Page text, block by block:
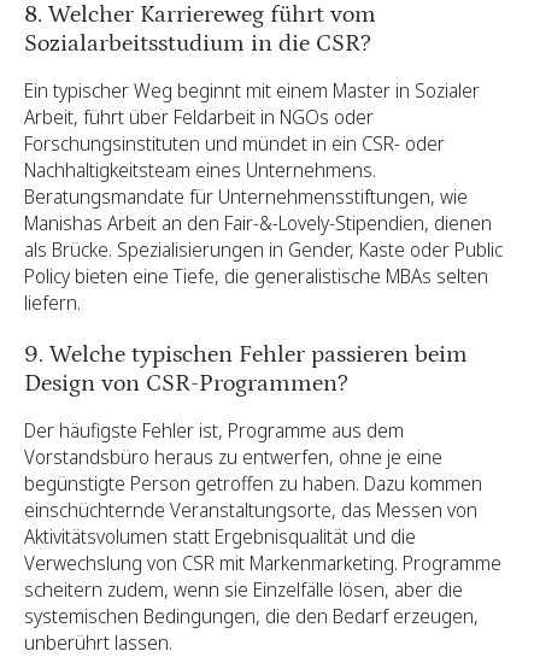
8. Welcher Karriereweg führt vom
Sozialarbeitsstudium in die CSR?
Ein typischer Weg beginnt mit einem Master in Sozialer
Arbeit, führt über Feldarbeit in NGOs oder
Forschungsinstituten und mündet in ein CSR- oder
Nachhaltigkeitsteam eines Unternehmens.
Beratungsmandate für Unternehmensstiftungen, wie
Manishas Arbeit an den Fair-&-Lovely-Stipendien, dienen
als Brücke. Spezialisierungen in Gender, Kaste oder Public
Policy bieten eine Tiefe, die generalistische MBAs selten
liefern.
9. Welche typischen Fehler passieren beim
Design von CSR-Programmen?
Der häufigste Fehler ist, Programme aus dem
Vorstandsbüro heraus zu entwerfen, ohne je eine
begünstigte Person getroffen zu haben. Dazu kommen
einschüchternde Veranstaltungsorte, das Messen von
Aktivitätsvolumen statt Ergebnisqualität und die
Verwechslung von CSR mit Markenmarketing. Programme
scheitern zudem, wenn sie Einzelfälle lösen, aber die
systemischen Bedingungen, die den Bedarf erzeugen,
unberührt lassen.